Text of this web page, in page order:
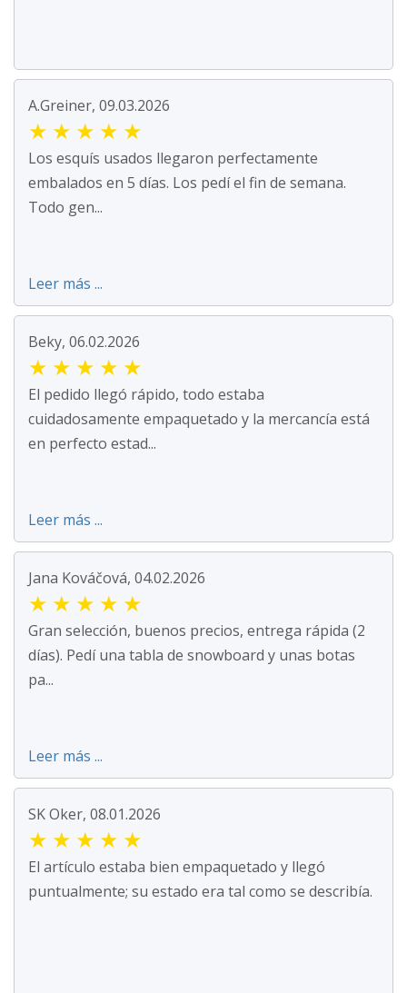
A.Greiner, 09.03.2026
★ ★ ★ ★ ★
Los esquís usados llegaron perfectamente
embalados en 5 días. Los pedí el fin de semana.
Todo gen...
Leer más ...
Beky, 06.02.2026
★ ★ ★ ★ ★
El pedido llegó rápido, todo estaba
cuidadosamente empaquetado y la mercancía está
en perfecto estad...
Leer más ...
Jana Kováčová, 04.02.2026
★ ★ ★ ★ ★
Gran selección, buenos precios, entrega rápida (2
días). Pedí una tabla de snowboard y unas botas
pa...
Leer más ...
SK Oker, 08.01.2026
★ ★ ★ ★ ★
El artículo estaba bien empaquetado y llegó
puntualmente; su estado era tal como se describía.